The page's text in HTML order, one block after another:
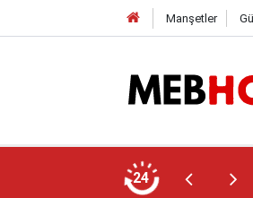
Manşetler
24
Üstünlüğü Dinlemeyen Öncelik Hakkı